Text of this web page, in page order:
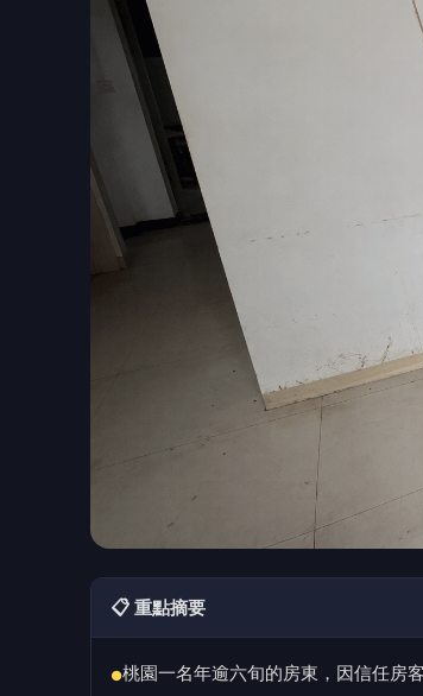
📋 重點摘要
●桃園一名年逾六旬的房東，因信任房